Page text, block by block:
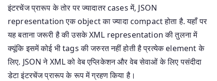
इंटरचेंज प्रारूप के तोर पर ज्यादातर cases में, JSON
representation एक object का ज्यादा compact होता है. यहाँ पर
यह बताना जरूरी है की उसके XML representation की तुलना में
क्यूंकि इसमें कोई भी tags की जरुरत नहीं होती है प्रत्येक element के
लिए. JSON ने XML को वेब एप्लिकेशन और वेब सेवाओं के लिए पसंदीदा
डेटा इंटरचेंज प्रारूप के रूप में ग्रहण किया है।